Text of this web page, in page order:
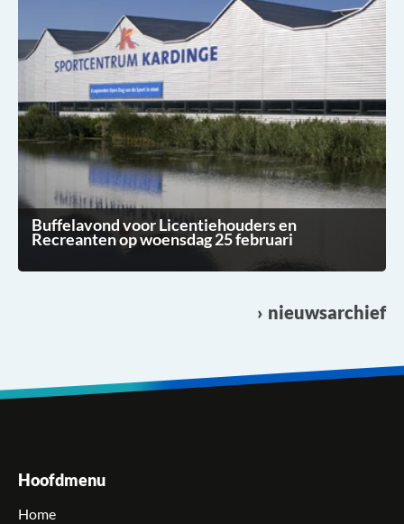
Buffelavond voor Licentiehouders en
Recreanten op woensdag 25 februari
nieuwsarchief
Hoofdmenu
Home